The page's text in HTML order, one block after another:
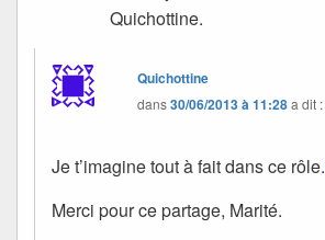
Quichottine.
Quichottine
dans30/06/2013 à 11:28a dit :
Je t’imagine tout à fait dans ce rôle.
Merci pour ce partage, Marité.